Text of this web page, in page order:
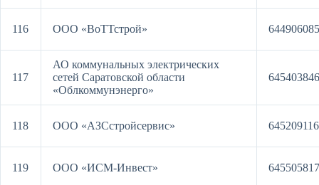
116 ООО «ВоТТстрой»
117
АО коммунальных электрических
сетей Саратовской области
«Облкоммунэнерго»
118 ООО «АЗСстройсервис»
119 ООО «ИСМ-Инвест»